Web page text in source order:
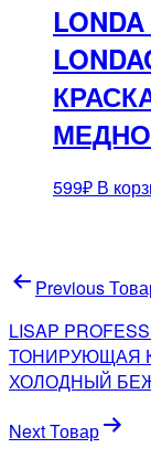
599₽ В
Навигация
по
записям
Previous
LISAP
ТОНИРУЮЩАЯ
ХОЛОДНЫЙ
Next Товар